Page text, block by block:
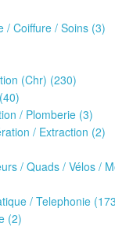
/ Coiffure / Soins (3)
(Chr) (230)
/ Plomberie (3)
/ Extraction (2)
/ Quads / Vélos /
/ Telephonie
(2)